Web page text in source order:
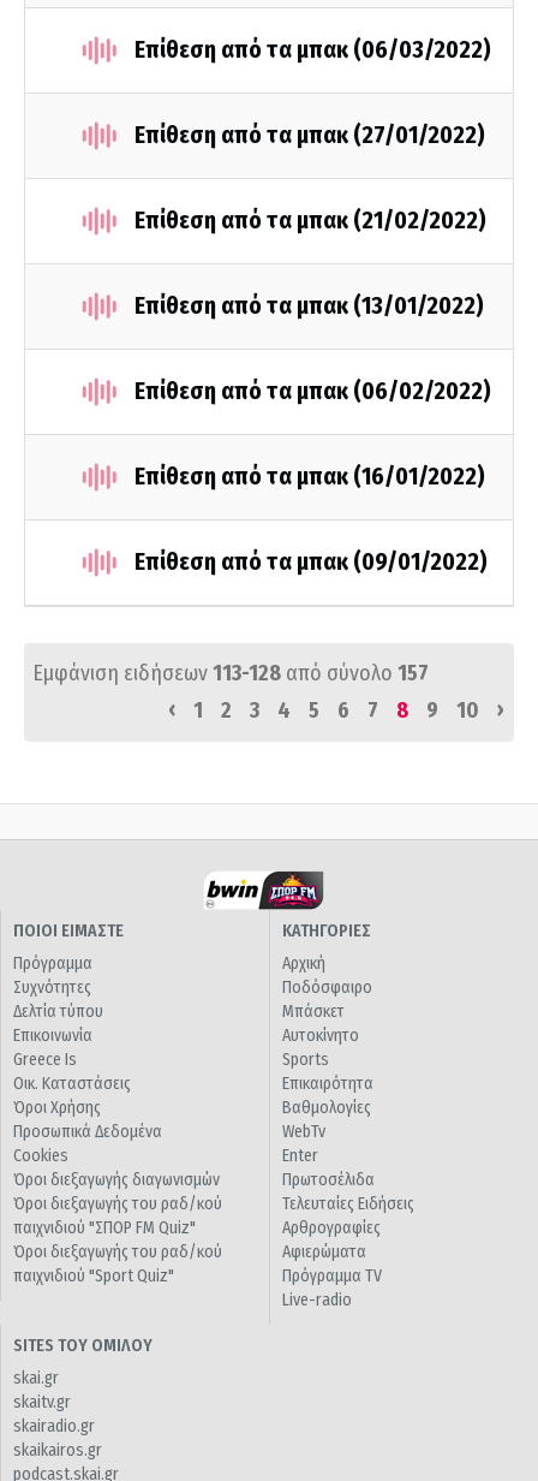
Επίθεση από τα μπακ (06/03/2022)
Επίθεση από τα μπακ (27/01/2022)
Επίθεση από τα μπακ (21/02/2022)
Επίθεση από τα μπακ (13/01/2022)
Επίθεση από τα μπακ (06/02/2022)
Επίθεση από τα μπακ (16/01/2022)
Επίθεση από τα μπακ (09/01/2022)
Εμφάνιση ειδήσεων113-128 από σύνολο 157
‹
1 2 3 4 5 6 7 8 9 10 ›
ΠΟΙΟΙ ΕΙΜΑΣΤΕ
Πρόγραμμα
Συχνότητες
Δελτία τύπου
Επικοινωνία
Greece Is
Οικ. Καταστάσεις
Όροι Χρήσης
Προσωπικά Δεδομένα
Cookies
Όροι διεξαγωγής διαγωνισμών
Όροι διεξαγωγής του ραδ/κού
παιχνιδιού "ΣΠΟΡ FM Quiz"
Όροι διεξαγωγής του ραδ/κού
παιχνιδιού "Sport Quiz"
ΚΑΤΗΓΟΡΙΕΣ
Αρχική
Ποδόσφαιρο
Μπάσκετ
Αυτοκίνητο
Sports
Επικαιρότητα
Βαθμολογίες
WebTv
Enter
Πρωτοσέλιδα
Τελευταίες Ειδήσεις
Αρθρογραφίες
Αφιερώματα
Πρόγραμμα TV
Live-radio
SITES ΤΟΥ ΟΜΙΛΟΥ
skai.gr
skaitv.gr
skairadio.gr
skaikairos.gr
podcast.skai.gr